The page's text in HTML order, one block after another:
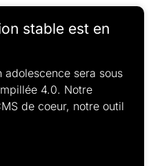
stable est en
sera sous
4.0. Notre
de coeur, notre outil